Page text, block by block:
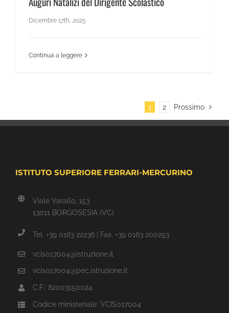
Dicembre 17th, 2025
Continua a leggere
1 2 Prossimo
ISTITUTO SUPERIORE FERRARI-MERCURINO
Viale Varallo, 153
13011 BORGOSESIA (VC)
Tel. +39 0163 22236 | Fax. +39 0163 200253
vcis017004@istruzione.it
vcis017004@pec.istruzione.it
C.F.: 82003150024
Codice ministeriale: VCIS017004